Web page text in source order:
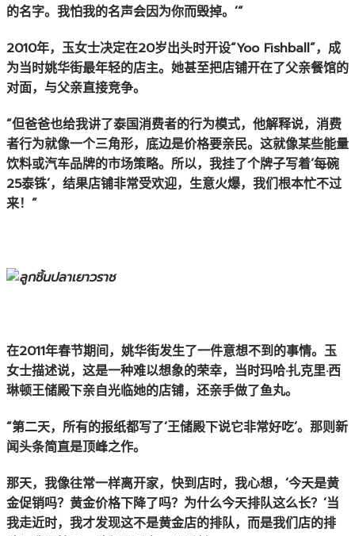
的名字。我怕我的名声会因为你而毁掉。’”
2010年，玉女士决定在20岁出头时开设“Yoo Fishball”，成
为当时姚华街最年轻的店主。她甚至把店铺开在了父亲餐馆的
对面，与父亲直接竞争。
“但爸爸也给我讲了泰国消费者的行为模式，他解释说，消费
者行为就像一个三角形，底边是价格要亲民。这就像某些能量
饮料或汽车品牌的市场策略。所以，我挂了个牌子写着‘每碗
25泰铢’，结果店铺非常受欢迎，生意火爆，我们根本忙不过
来！”
在2011年春节期间，姚华街发生了一件意想不到的事情。玉
女士描述说，这是一种难以想象的荣幸，当时玛哈·扎克里·西
琳顿王储殿下亲自光临她的店铺，还亲手做了鱼丸。
“第二天，所有的报纸都写了‘王储殿下说它非常好吃’。那则新
闻头条简直是顶峰之作。
那天，我像往常一样离开家，快到店时，我心想，‘今天是黄
金促销吗？黄金价格下降了吗？为什么今天排队这么长？’当
我走近时，我才发现这不是黄金店的排队，而是我们店的排